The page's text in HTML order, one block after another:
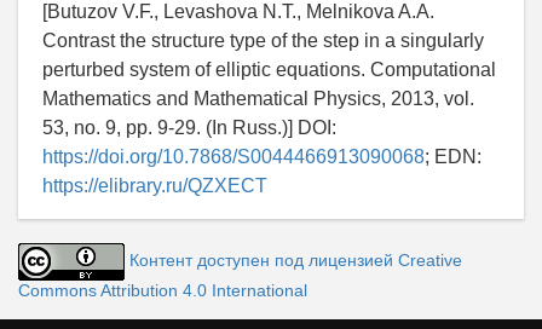
[Butuzov V.F., Levashova N.T., Melnikova A.A.
Contrast the structure type of the step in a singularly
perturbed system of elliptic equations. Computational
Mathematics and Mathematical Physics, 2013, vol.
53, no. 9, pp. 9-29. (In Russ.)] DOI:
https://doi.org/10.7868/S0044466913090068; EDN:
https://elibrary.ru/QZXECT
Контент доступен под лицензией Creative
Commons Attribution 4.0 International